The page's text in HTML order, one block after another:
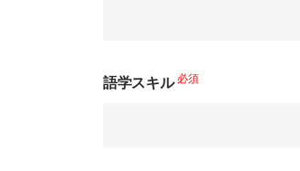
語学スキル 必須